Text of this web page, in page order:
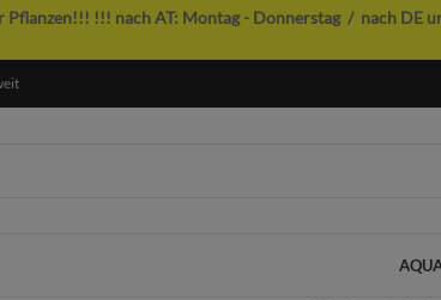
Pflanzen!!! !!! nach AT: Montag - Donnerstag / nach DE